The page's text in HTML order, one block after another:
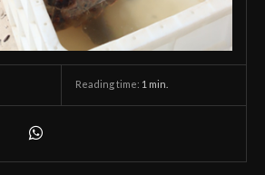
Reading time: 1 min.